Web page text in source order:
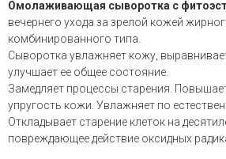
Омолаживающая сыворотка с
вечернего ухода за зрелой кожей
комбинированного типа.
Сыворотка увлажняет кожу, в
улучшает ее общее состояние.
Замедляет процессы старения.
упругость кожи. Увлажняет по
Откладывает старение клеток на
повреждающее действие оксидных